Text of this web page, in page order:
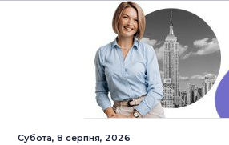
Субота, 8 серпня, 2026